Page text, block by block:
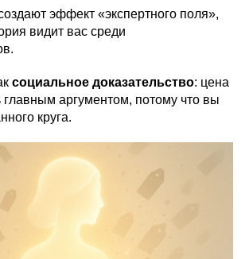
эффект «экспертного поля»,
видит вас среди
социальное доказательство: цена
главным аргументом, потому что вы
круга.